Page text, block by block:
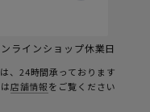
ラインショップ休業日
、24時間承っております
店舗情報をご覧ください